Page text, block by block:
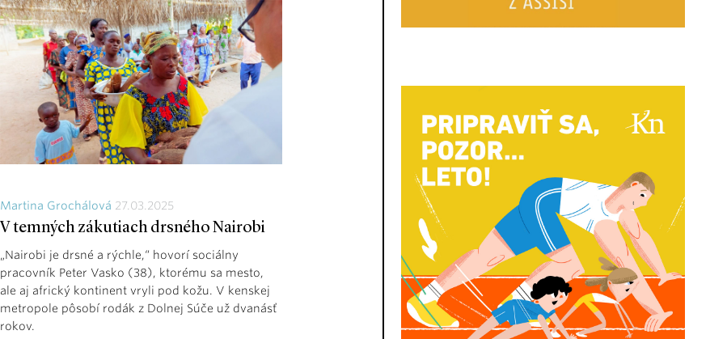
Martina Grochálová 27.03.2025
V temných zákutiach drsného Nairobi
„Nairobi je drsné a rýchle,“ hovorí sociálny
pracovník Peter Vasko (38), ktorému sa mesto,
ale aj africký kontinent vryli pod kožu. V kenskej
metropole pôsobí rodák z Dolnej Súče už dvanásť
rokov.